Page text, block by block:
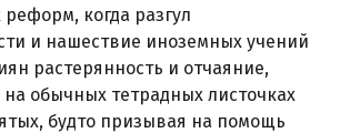
когда разгул
и нашествие иноземных учений
растерянность и отчаяние,
обычных тетрадных листочках
будто призывая на помощь